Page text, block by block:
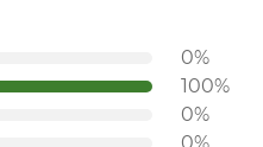
0%
100%
0%